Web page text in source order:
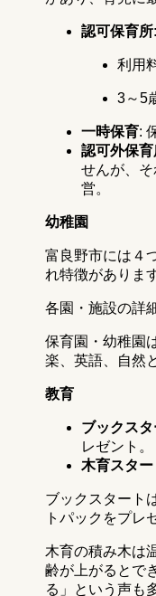
認可保育所:
利用
3～5
一時保育:
認可外保育
せんが、
営。
幼稚園
富良野市には４
れ特徴がありま
各園・施設の詳
保育園・幼稚園
楽、英語、自然
教育
ブックスタ
レゼント。
木育スター
ブックスタート
トパックをプレ
木育の積み木は
齢が上がるとで
る」という声も